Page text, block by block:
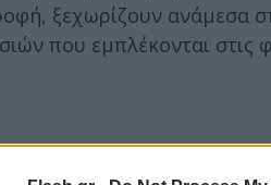
ξεχωρίζουν ανάμεσα
που εμπλέκονται στις